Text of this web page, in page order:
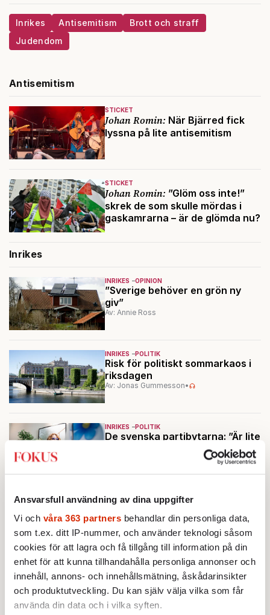
Ansvarsfull användning av dina uppgifter
Vi och våra 363 partners behandlar din personliga data,
som t.ex. ditt IP-nummer, och använder teknologi såsom
cookies för att lagra och få tillgång till information på din
enhet för att kunna tillhandahålla personliga annonser och
innehåll, annons- och innehållsmätning, åskådarinsikter
och produktutveckling. Du kan själv välja vilka som får
använda din data och i vilka syften.
Inrikes Antisemitism
Brott och straff
Judendom
Antisemitism
STICKET
Johan Romin: När Bjärred fick
lyssna på lite antisemitism
STICKET
Johan Romin: ”Glöm oss inte!”
skrek de som skulle mördas i
gaskamrarna – är de glömda nu?
Inrikes
INRIKES OPINION
”Sverige behöver en grön ny
giv”
Av: Annie Ross
INRIKES POLITIK
Risk för politiskt sommarkaos i
riksdagen
Av: Jonas Gummesson•
INRIKES POLITIK
De svenska partibytarna: ”Är lite
INRIKES POLITIK VAL 2026
valet
Av: Cecilia Garme•